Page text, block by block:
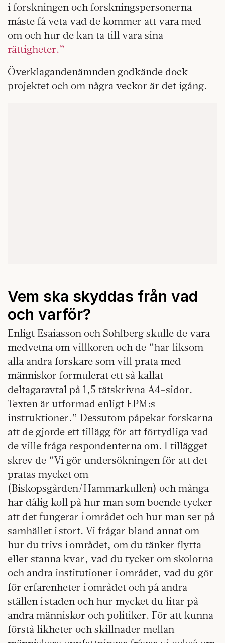
i forskningen och forskningspersonerna
måste få veta vad de kommer att vara med
om och hur de kan ta till vara sina
rättigheter.”
Överklagandenämnden godkände dock
projektet och om några veckor är det igång.
Vem ska skyddas från vad
och varför?
Enligt Esaiasson och Sohlberg skulle de vara
medvetna om villkoren och de ”har liksom
alla andra forskare som vill prata med
människor formulerat ett så kallat
deltagaravtal på 1,5 tätskrivna A4-sidor.
Texten är utformad enligt EPM:s
instruktioner.” Dessutom påpekar forskarna
att de gjorde ett tillägg för att förtydliga vad
de ville fråga respondenterna om. I tillägget
skrev de ”Vi gör undersökningen för att det
pratas mycket om
(Biskopsgården/Hammarkullen) och många
har dålig koll på hur man som boende tycker
att det fungerar i området och hur man ser på
samhället i stort. Vi frågar bland annat om
hur du trivs i området, om du tänker flytta
eller stanna kvar, vad du tycker om skolorna
och andra institutioner i området, vad du gör
för erfarenheter i området och på andra
ställen i staden och hur mycket du litar på
andra människor och politiker. För att kunna
förstå likheter och skillnader mellan